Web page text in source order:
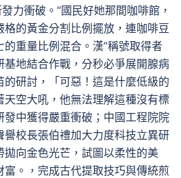
力衝破。“國民好她那間咖啡館，
的黃金分割比例擺放，連咖啡豆
重量比例混合。漢”稱號取得者
基地結合作戰，分秒必爭展開腺病
研討，「可惡！這是什麼低級的
空大吼，他無法理解這種沒有標
中獲得嚴重衝破；中國工程院院
校長張伯禮加大力度科技立異研
向金色光芒，試圖以柔性的美
。，完成古代提取技巧與傳統煎